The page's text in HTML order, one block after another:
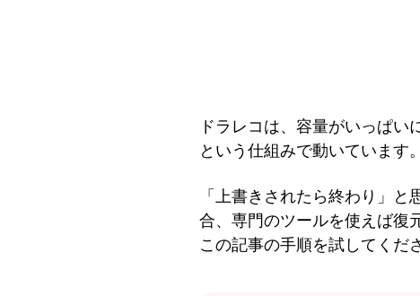
ドラレコは、容量がいっぱい
という仕組みで動いています。
「上書きされたら終わり」
合、専門のツールを使えば復
この記事の手順を試してくだ